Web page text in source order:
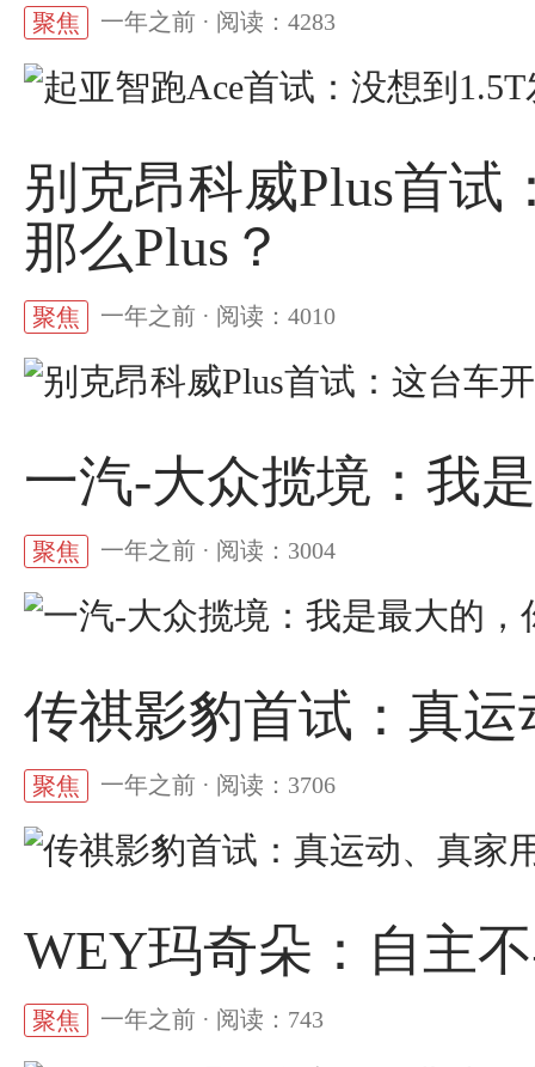
聚焦 一年之前 · 阅读：4283
别克昂科威Plus首试
那么Plus？
聚焦 一年之前 · 阅读：4010
一汽-大众揽境：我
聚焦 一年之前 · 阅读：3004
传祺影豹首试：真
聚焦 一年之前 · 阅读：3706
WEY玛奇朵：自主
聚焦 一年之前 · 阅读：743